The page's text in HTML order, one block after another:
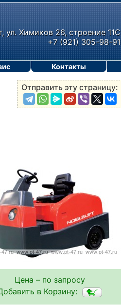
ул. Химиков 26, строение 11С
+7 (921) 305-98-91
Отправить эту страницу:
Цена – по запросу
в Корзину:
Контакты